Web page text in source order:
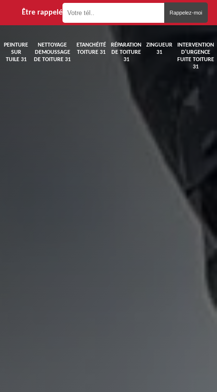
Être rappelé
PEINTURE
SUR
TUILE 31
NETTOYAGE
DEMOUSSAGE
DE TOITURE 31
ETANCHÉITÉ
TOITURE 31
RÉPARATION
DE TOITURE
31
ZINGUEUR
31
INTERVENTION
D'URGENCE
FUITE TOITURE
31